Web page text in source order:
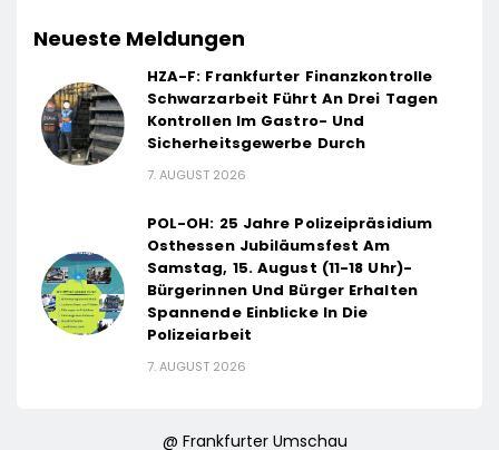
Neueste Meldungen
HZA-F: Frankfurter Finanzkontrolle
Schwarzarbeit Führt An Drei Tagen
Kontrollen Im Gastro- Und
Sicherheitsgewerbe Durch
7. AUGUST 2026
POL-OH: 25 Jahre Polizeipräsidium
Osthessen Jubiläumsfest Am
Samstag, 15. August (11-18 Uhr)-
Bürgerinnen Und Bürger Erhalten
Spannende Einblicke In Die
Polizeiarbeit
7. AUGUST 2026
@ Frankfurter Umschau